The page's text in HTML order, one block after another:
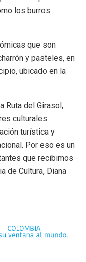
los burros
que son
y pasteles, en
ubicado en la
Ruta del Girasol,
culturales
turística y
Por eso es un
que recibimos
de Cultura, Diana